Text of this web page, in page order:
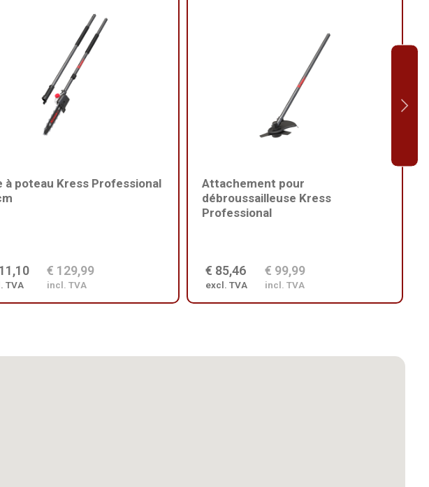
à poteau Kress Professional
TVA
€ 129,99
incl. TVA
Attachement pour
débroussailleuse Kress
Professional
€ 85,46
excl. TVA
€ 99,99
incl. TVA